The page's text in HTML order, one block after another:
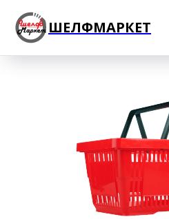
ШЕЛФМАРКЕТ